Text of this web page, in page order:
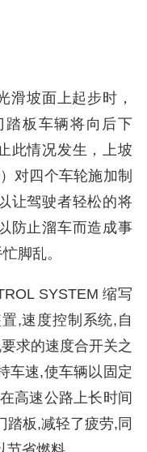
滑坡面上起步时，
踏板车辆将向后下
此情况发生，上坡
对四个车轮施加制
让驾驶者轻松的将
防止溜车而造成事
脚乱。
SYSTEM 缩写
,速度控制系统,自
求的速度合开关之
车速,使车辆以固定
高速公路上长时间
踏板,减轻了疲劳,同